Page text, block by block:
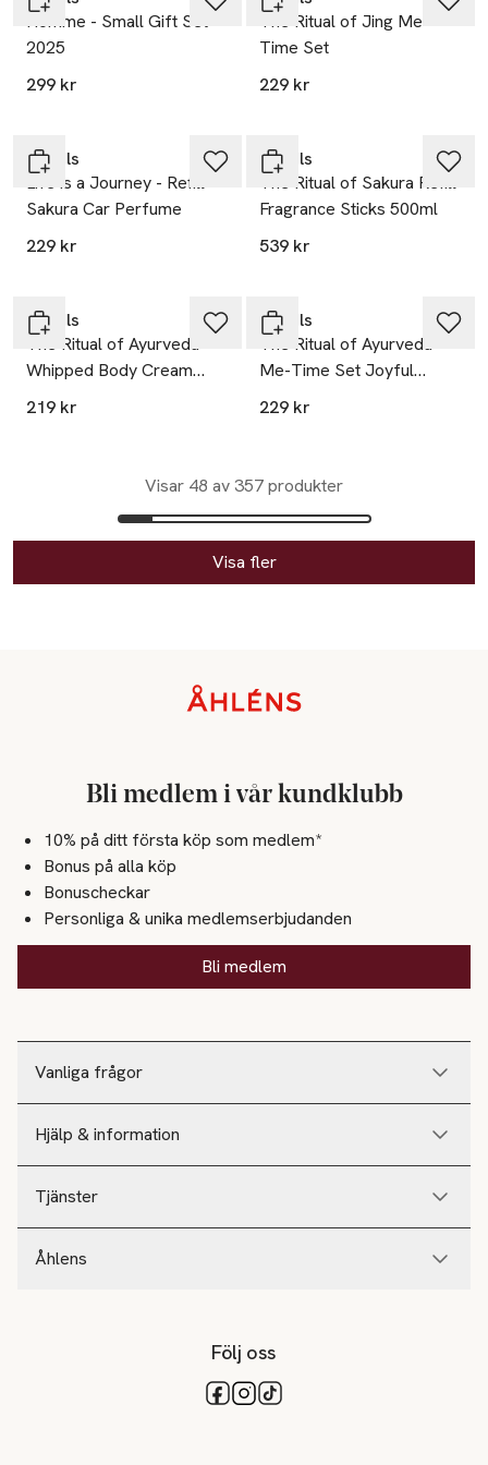
Homme - Small Gift Set
2025
299 kr
The Ritual of Jing Me-
Time Set
229 kr
Rituals
Life is a Journey - Refill
Sakura Car Perfume
229 kr
Rituals
The Ritual of Sakura Refill
Fragrance Sticks 500ml
539 kr
Rituals
The Ritual of Ayurveda
Whipped Body Cream
Refill
219 kr
Rituals
The Ritual of Ayurveda
Me-Time Set Joyful
Reset
229 kr
Visar 48 av 357 produkter
Visa fler
Vanliga frågor
Hjälp & information
Tjänster
Åhlens
Bli medlem i vår kundklubb
10% på ditt första köp som medlem*
Bonus på alla köp
Bonuscheckar
Personliga & unika medlemserbjudanden
Bli medlem
Följ oss